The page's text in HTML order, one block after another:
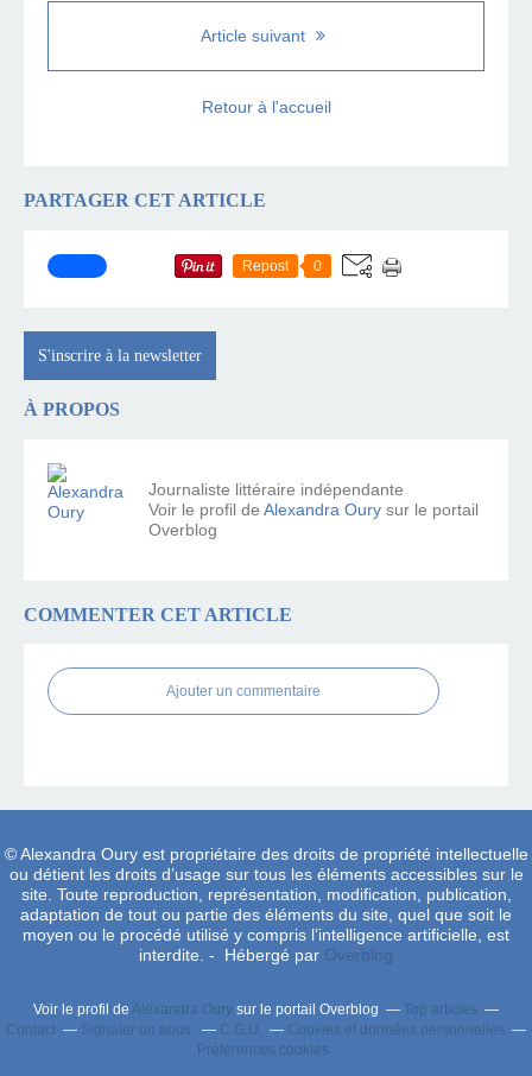
Article suivant
Retour à l'accueil
PARTAGER CET ARTICLE
Repost 0
S'inscrire à la newsletter
À PROPOS
Journaliste littéraire indépendante
Voir le profil de Alexandra Oury sur le portail
Overblog
COMMENTER CET ARTICLE
Ajouter un commentaire
© Alexandra Oury est propriétaire des droits de propriété intellectuelle
ou détient les droits d’usage sur tous les éléments accessibles sur le
site. Toute reproduction, représentation, modification, publication,
adaptation de tout ou partie des éléments du site, quel que soit le
moyen ou le procédé utilisé y compris l’intelligence artificielle, est
interdite. - Hébergé par Overblog
Voir le profil de Alexandra Oury sur le portail Overblog
Top articles
Contact
Signaler un abus C.G.U.
Cookies et données personnelles
Préférences cookies